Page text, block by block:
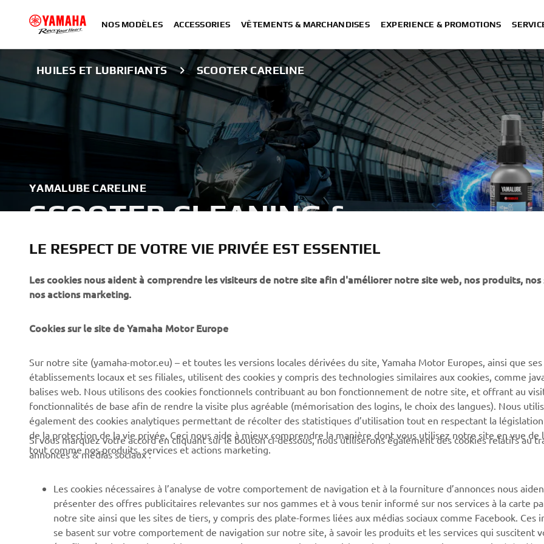
NOS MODÈLES ACCESSORIES VÊTEMENTS & MARCHANDISES EXPERIENCE & PROMOTIONS
HUILES ET LUBRIFIANTS SCOOTER CARELINE
YAMALUBE CARELINE
SCOOTER CLEANING &
PROTECTION
CORPORATE
Découvrez Yamaha
Événements
Press
Yamaha Motor e-brochures
Travailler chez Yamaha
Devenir revendeur
Canal d'alerte
BUSINESS
Systèmes pour vélos
électriques (VAE) Yamaha
Terrains de golf
Premiers intervenants
Robotics
Partenariats
Informations techniques
MyYamaha
Yamaha Music
Yamaha Racing
Yamaha Motor Global
Catalogue des pièces
Réserver un entretien
Réseau Yamaha
Gestion des déchets de
batteries
LE RESPECT DE VOTRE VIE PRIVÉE EST ESSENTIEL
Les cookies nous aident à comprendre les visiteurs de notre site afin d'améliorer notre site web, nos produits, nos
nos actions marketing.
Cookies sur le site de Yamaha Motor Europe
Sur notre site (yamaha-motor.eu) – et toutes les versions locales dérivées du site, Yamaha Motor Europes, ainsi que ses
établissements locaux et ses filiales, utilisent des cookies y compris des technologies similaires aux cookies, comme
balises web. Nous utilisons des cookies fonctionnels contribuant au bon fonctionnement de notre site, et offrant au
fonctionnalités de base afin de rendre la visite plus agréable (mémorisation des logins, le choix des langues). Nous
également des cookies analytiques permettant de récolter des statistiques d’utilisation tout en respectant la
de la protection de la vie privée. Ceci nous aide à mieux comprendre la manière dont vous utilisez notre site en vue de
tout comme nos produits, services et actions marketing.
Si vous marquez votre accord en cliquant sur le bouton ci-dessous, nous utiliserons également des cookies relatifs au
annonces & médias sociaux :
Les cookies nécessaires à l’analyse de votre comportement de navigation et à la fourniture d’annonces nous
présenter des offres publicitaires relevantes sur nos gammes et à vous tenir informé sur nos services à la carte
notre site ainsi que les sites de tiers, y compris des plate-formes liées aux médias sociaux comme Facebook. Ces
se basent sur votre comportement de navigation sur notre site, à savoir les produits et les services qui suscitent